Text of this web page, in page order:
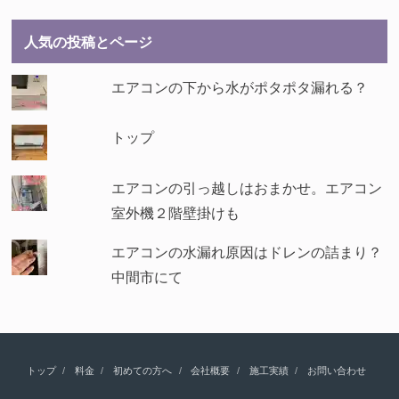
人気の投稿とページ
エアコンの下から水がポタポタ漏れる？
トップ
エアコンの引っ越しはおまかせ。エアコン
室外機２階壁掛けも
エアコンの水漏れ原因はドレンの詰まり？
中間市にて
トップ 料金 初めての方へ 会社概要 施工実績 お問い合わせ